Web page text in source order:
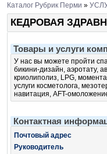
Каталог Рубрик Перми »
КЕДРОВАЯ
Товары и услуги
У нас вы можете пройти
бикини-дизайн, аэротату,
криолиполиз, LPG,
услуги косметолога,
навитация, AFT-
Контактная
Почтовый адрес
Руководитель